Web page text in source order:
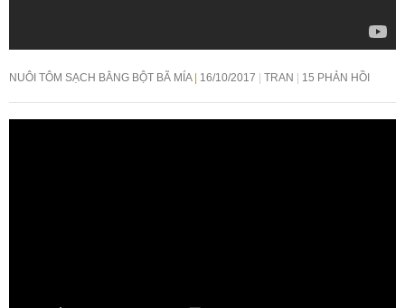
NUÔI TÔM SẠCH BẰNG BỘT BÃ MÍA 16/10/2017 TRAN 15 PHẢN HỒI